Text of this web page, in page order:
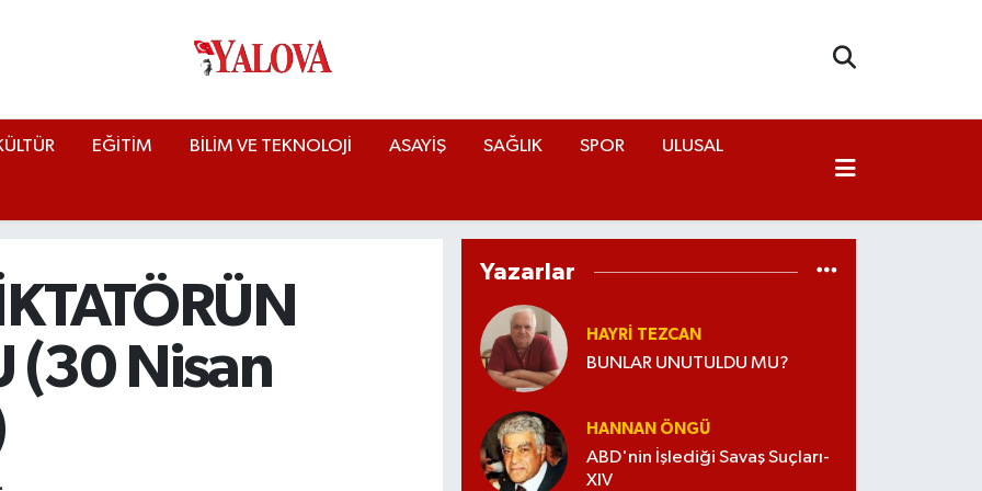
EĞİTİM BİLİM VE TEKNOLOJİ ASAYİŞ SAĞLIK SPOR ULUSAL
(30 Nisan
Yazarlar
HAYRI TEZCAN
BUNLAR UNUTULDU MU?
HANNAN ÖNGÜ
ABD'nin İşlediği Savaş Suçları-
XIV